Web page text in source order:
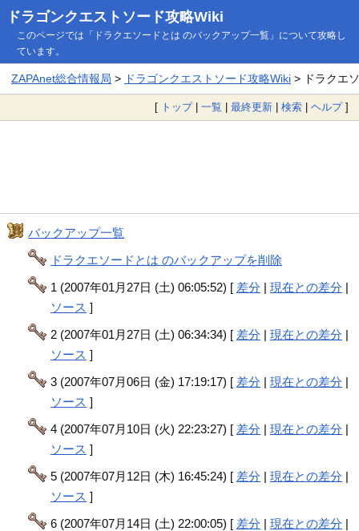
ドラゴンクエストソード攻略Wiki
このページでは「ドラクエソードとは のバックアップ一覧」について攻略し
ています。
ZAPAnet総合情報局 > ドラゴンクエストソード攻略Wiki> ドラクエ
[ トップ| 一覧 | 最終更新 | 検索 | ヘルプ]
バックアップ一覧
ドラクエソードとは のバックアップを削除
1 (2007年01月27日 (土) 06:05:52) [ 差分 |現在との差分 |
ソース ]
2 (2007年01月27日 (土) 06:34:34) [ 差分 |現在との差分 |
ソース ]
3 (2007年07月06日 (金) 17:19:17) [ 差分 |現在との差分 |
ソース ]
4 (2007年07月10日 (火) 22:23:27) [ 差分 |現在との差分 |
ソース ]
5 (2007年07月12日 (木) 16:45:24) [ 差分 |現在との差分 |
ソース ]
6 (2007年07月14日 (土) 22:00:05) [ 差分 |現在との差分 |